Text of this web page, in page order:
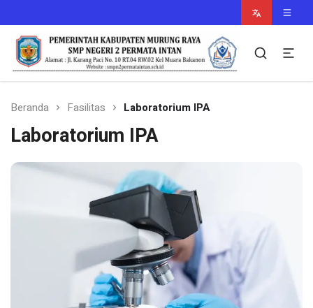
smpn2permataintan.sch.id
Murung Raya Cerdas
Beranda Fasilitas Laboratorium IPA
Laboratorium IPA